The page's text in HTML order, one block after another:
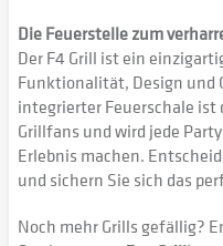
Die Feuerstelle zum
Der F4 Grill ist ein
Funktionalität, Design und
integrierter Feuerschale ist
Grillfans und wird jede
Erlebnis machen.
und sichern Sie sich das
Noch mehr Grills gefällig?